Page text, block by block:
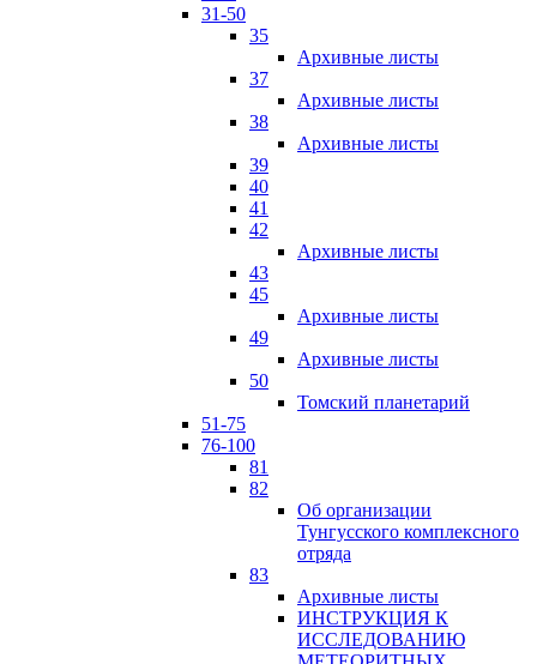
31-50
35
Архивные листы
37
Архивные листы
38
Архивные листы
39
40
41
42
Архивные листы
43
45
Архивные листы
49
Архивные листы
50
Томский планетарий
51-75
76-100
81
82
Об организации
Тунгусского комплексного
отряда
83
Архивные листы
ИНСТРУКЦИЯ К
ИССЛЕДОВАНИЮ